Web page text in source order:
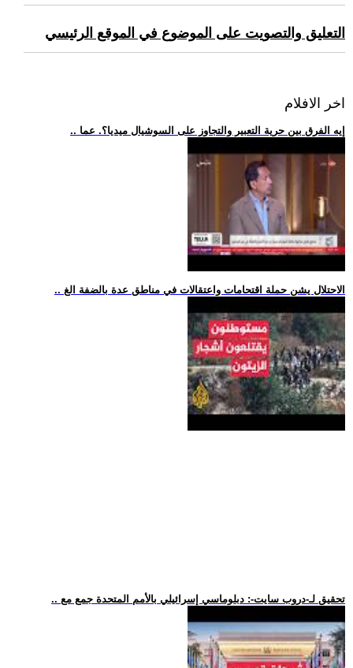
التعليق والتصويت على الموضوع في الموقع الرئيسي
اخر الافلام
.. إيه الفرق بين حرية التعبير والتجاوز على السوشيال ميديا؟. عما
.. الاحتلال يشن حملة اقتحامات واعتقالات في مناطق عدة بالضفة الغ
.. تحقيق لـ-دروب سايت-: دبلوماسي إسرائيلي بالأمم المتحدة جمع مع